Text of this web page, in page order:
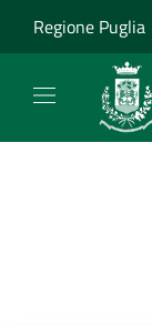
Regione Puglia